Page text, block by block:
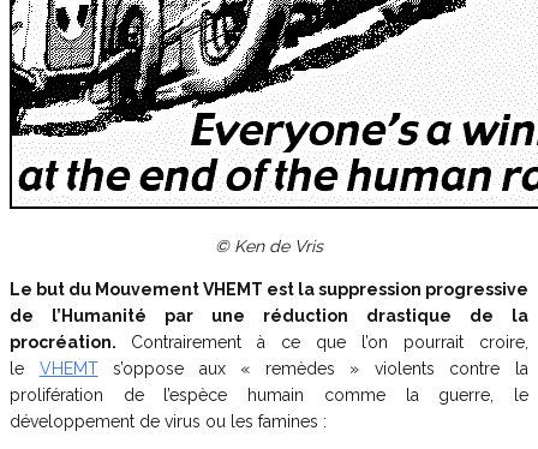
© Ken de Vris
Le but du Mouvement VHEMT est la suppression progressive
de l’Humanité par une réduction drastique de la
procréation. Contrairement à ce que l’on pourrait croire,
le VHEMTs’oppose aux « remèdes » violents contre la
prolifération de l’espèce humain comme la guerre, le
développement de virus ou les famines :